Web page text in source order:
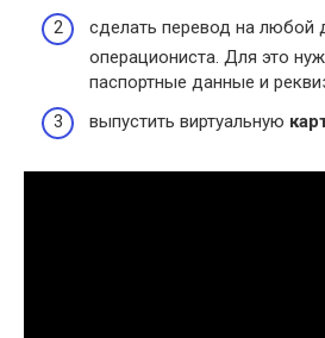
сделать перевод на любой
операциониста. Для это
паспортные данные и
выпустить виртуальную